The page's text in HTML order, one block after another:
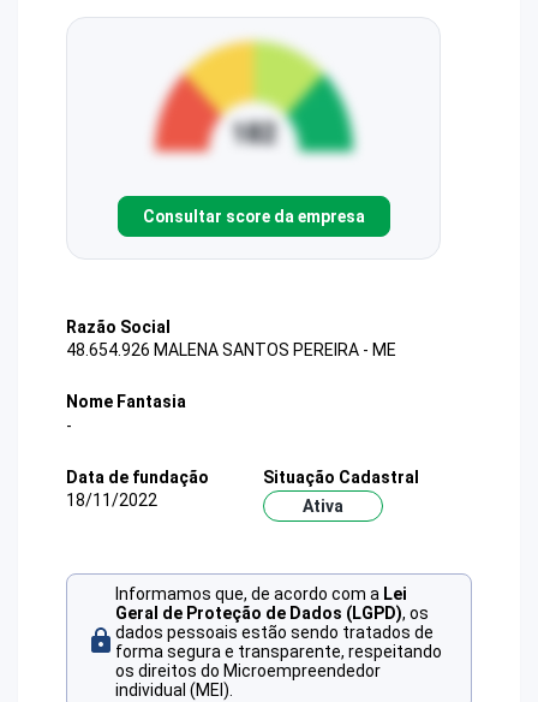
Consultar score da empresa
Razão Social
48.654.926 MALENA SANTOS PEREIRA - ME
Nome Fantasia
-
Data de fundação
18/11/2022
Situação Cadastral
Ativa
Informamos que, de acordo com a Lei
Geral de Proteção de Dados (LGPD), os
dados pessoais estão sendo tratados de
forma segura e transparente, respeitando
os direitos do Microempreendedor
individual (MEI).